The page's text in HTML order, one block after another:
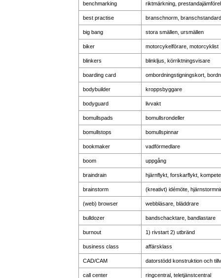
benchmarking riktmärkning,
best practise branschnorm,
big bang stora smällen, ursmällen
biker motorcykelförare, motorcyklist
blinkers blinkljus, körriktningsvisare
boarding card ombordningstigningskort,
bodybuilder kroppsbyggare
bodyguard livvakt
bomullspads bomullsrondeller
bomullstops bomullspinnar
bookmaker vadförmedlare
boom uppgång
braindrain hjärnflykt, forskarflykt,
brainstorm (kreativt) idémöte,
(web) browser webbläsare, bläddrare
bulldozer bandschacktare, bandlastare
burnout 1) rivstart 2) utbränd
business class affärsklass
CAD/CAM datorstödd konstruktion och
call center ringcentral, teletjänstcentral